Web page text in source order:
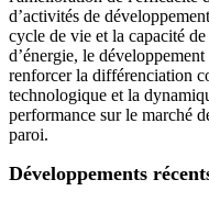
d’activités de
cycle de vie et la capacité
d’énergie, le
renforcer la différenciation
technologique et la
performance sur le marché
paroi.
Développements